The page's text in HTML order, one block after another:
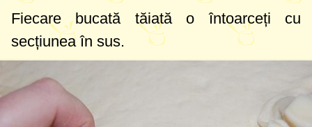
Fiecare bucată tăiată o întoarceți cu
secțiunea în sus.